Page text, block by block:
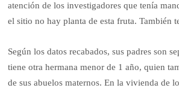
atención de los investigadores que tenía
el sitio no hay planta de esta fruta. También
Según los datos recabados, sus padres son
tiene otra hermana menor de 1 año, quien
de sus abuelos maternos. En la vivienda de